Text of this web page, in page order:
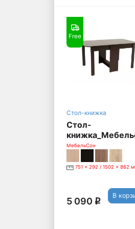
Free
Стол-книжка
Стол-
[Венге]
МебельСон
751 x 292 / 1502 x 862
5 090 q
В